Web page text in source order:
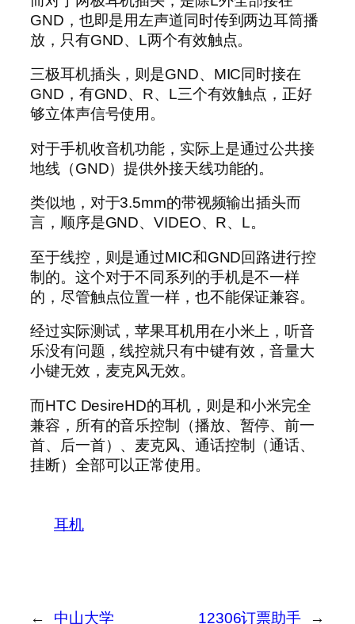
GND，也即是用左声道同时传到两边耳筒播
放，只有GND、L两个有效触点。
三极耳机插头，则是GND、MIC同时接在
GND，有GND、R、L三个有效触点，正好
够立体声信号使用。
对于手机收音机功能，实际上是通过公共接
地线（GND）提供外接天线功能的。
类似地，对于3.5mm的带视频输出插头而
言，顺序是GND、VIDEO、R、L。
至于线控，则是通过MIC和GND回路进行控
制的。这个对于不同系列的手机是不一样
的，尽管触点位置一样，也不能保证兼容。
经过实际测试，苹果耳机用在小米上，听音
乐没有问题，线控就只有中键有效，音量大
小键无效，麦克风无效。
而HTC DesireHD的耳机，则是和小米完全
兼容，所有的音乐控制（播放、暂停、前一
首、后一首）、麦克风、通话控制（通话、
挂断）全部可以正常使用。
耳机
← 中山大学 12306订票助手 →